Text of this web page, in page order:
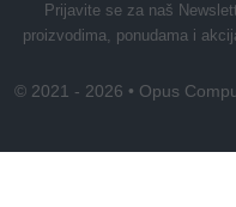
Prijavite se za naš
proizvodima, ponudama i
© 2021 - 2026 • Opus